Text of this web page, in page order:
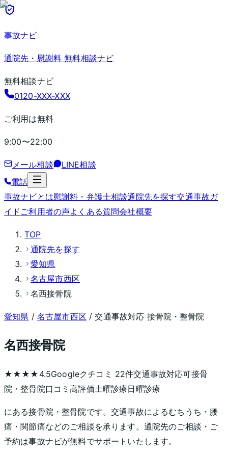
事故ナビ
通院先・慰謝料 無料相談ナビ
無料相談ナビ
0120-XXX-XXX
ご利用は無料
9:00〜22:00
メール相談
LINE相談
電話
事故ナビとは慰謝料・弁護士相談通院先を探す交通事故ガ
イド ご利用者の声よくある質問会社概要
TOP
通院先を探す
愛知県
名古屋市西区
名西接骨院
愛知県 / 名古屋市西区 / 交通事故対応 接骨院・整骨院
名西接骨院
★★★★ 4.5Googleクチコミ 22件交通事故対応可接骨
院・整骨院口コミ高評価土曜診療日曜診療
にある接骨院・整骨院です。交通事故によるむちうち・腰
痛・関節痛などのご相談を承ります。通院先のご相談・ご
予約は事故ナビが無料でサポートいたします。